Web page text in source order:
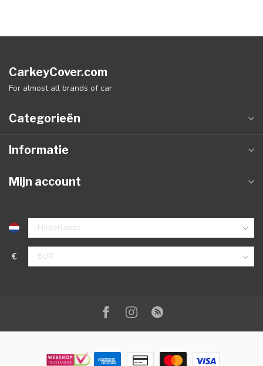
CarkeyCover.com
For almost all brands of car
Categorieën
Informatie
Mijn account
€